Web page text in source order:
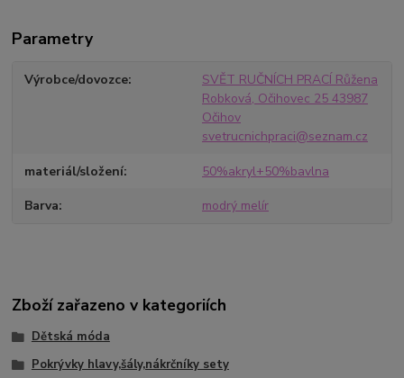
Parametry
Výrobce/dovozce
SVĚT RUČNÍCH PRACÍ Růžena
Robková, Očihovec 25 43987
Očihov
svetrucnichpraci@seznam.cz
materiál/složení 50%akryl+50%bavlna
Barva modrý melír
Zboží zařazeno v kategoriích
Dětská móda
Pokrývky hlavy,šály,nákrčníky sety